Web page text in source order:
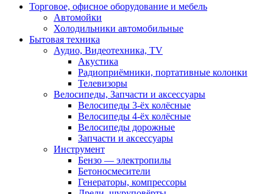
Торговое, офисное оборудование и мебель
Автомойки
Холодильники автомобильные
Бытовая техника
Аудио, Видеотехника, TV
Акустика
Радиоприёмники, портативные колонки
Телевизоры
Велосипеды, Запчасти и аксессуары
Велосипеды 3-ёх колёсные
Велосипеды 4-ёх колёсные
Велосипеды дорожные
Запчасти и аксессуары
Инструмент
Бензо — электропилы
Бетоносмесители
Генераторы, компрессоры